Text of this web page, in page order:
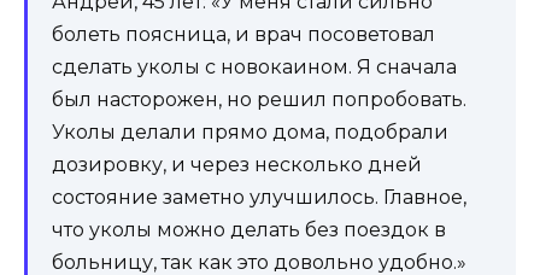
болеть поясница, и врач посоветовал
сделать уколы с новокаином. Я сначала
был насторожен, но решил попробовать.
Уколы делали прямо дома, подобрали
дозировку, и через несколько дней
состояние заметно улучшилось. Главное,
что уколы можно делать без поездок в
больницу, так как это довольно удобно.»